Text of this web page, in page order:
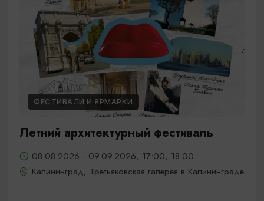
ФЕСТИВАЛИ И ЯРМАРКИ
Летний архитектурный фестиваль
08.08.2026 - 09.09.2026, 17:00, 18:00
Калининград, Третьяковская галерея в Калининграде